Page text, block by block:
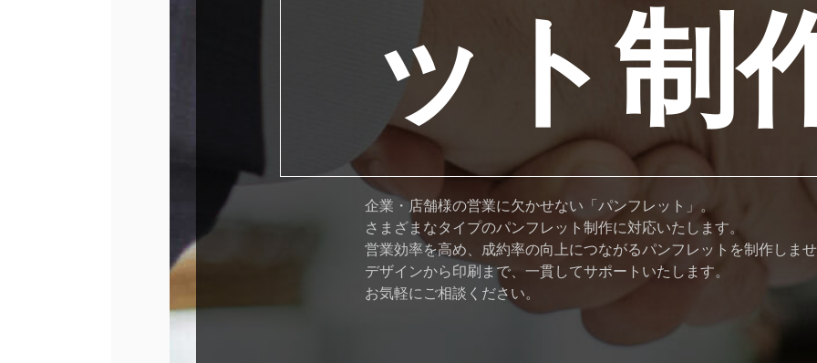
ット制
企業・店舗様の営業に欠かせない「パンフレット」。
さまざまなタイプのパンフレット制作に対応いたします。
営業効率を高め、成約率の向上につながるパンフレットを制作しま
デザインから印刷まで、一貫してサポートいたします。
お気軽にご相談ください。